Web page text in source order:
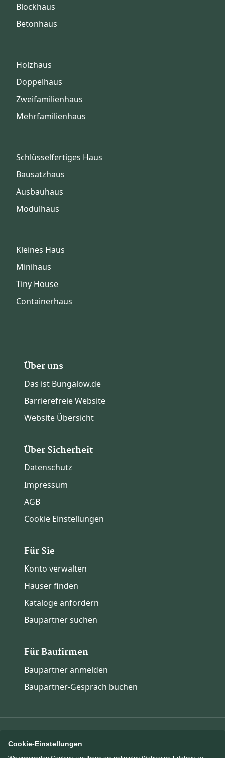
Blockhaus
Betonhaus
Holzhaus
Doppelhaus
Zweifamilienhaus
Mehrfamilienhaus
Schlüsselfertiges Haus
Bausatzhaus
Ausbauhaus
Modulhaus
Kleines Haus
Minihaus
Tiny House
Containerhaus
Über uns
Das ist Bungalow.de
Barrierefreie Website
Website Übersicht
Über Sicherheit
Datenschutz
Impressum
AGB
Cookie Einstellungen
Für Sie
Konto verwalten
Häuser finden
Kataloge anfordern
Baupartner suchen
Für Baufirmen
Baupartner anmelden
Baupartner-Gespräch buchen
Immowelt.de Bauen.de
Cookie-Einstellungen